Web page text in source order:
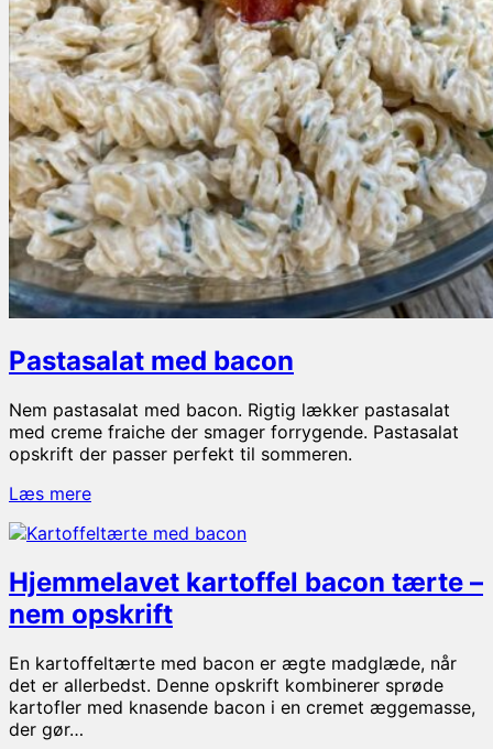
Pastasalat med bacon
Nem pastasalat med bacon. Rigtig lækker pastasalat
med creme fraiche der smager forrygende. Pastasalat
opskrift der passer perfekt til sommeren.
Læs merePastasalat
bacon
Hjemmelavet kartoffel bacon tærte –
nem opskrift
En kartoffeltærte med bacon er ægte madglæde, når
det er allerbedst. Denne opskrift kombinerer sprøde
kartofler med knasende bacon i en cremet æggemasse,
der gør…